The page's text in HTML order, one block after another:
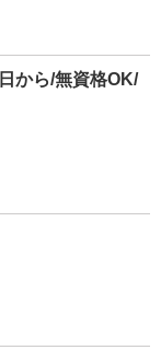
から/無資格OK/